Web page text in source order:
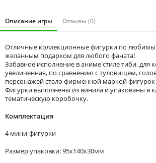
Описание игры Отзывы (0)
Отличные коллекционные фигурки по
желанным подарком для любого фаната!
Забавное исполнение в аниме стиле тиби, для
увеличенная, по сравнению с туловищем,
персонажей стало фирменной маркой фигурок
Фигурки выполнены из винила и упакованы в
тематическую коробочку.
Комплектация
4 мини-фигурки
Размер упаковки: 95x140x30мм